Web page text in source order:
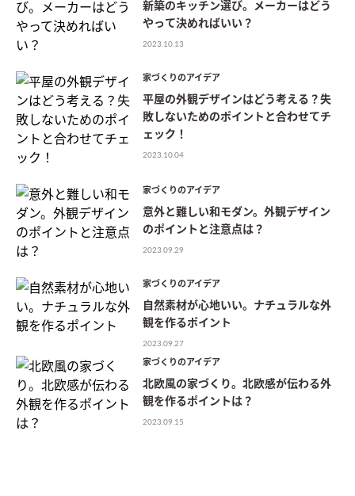
新築のキッチン選び。メーカーはどう
やって決めればいい？
2023.10.13
家づくりのアイデア
平屋の外観デザインはどう考える？失
敗しないためのポイントと合わせてチ
ェック！
2023.10.04
家づくりのアイデア
意外と難しい和モダン。外観デザイン
のポイントと注意点は？
2023.09.29
家づくりのアイデア
自然素材が心地いい。ナチュラルな外
観を作るポイント
2023.09.27
家づくりのアイデア
北欧風の家づくり。北欧感が伝わる外
観を作るポイントは？
2023.09.15